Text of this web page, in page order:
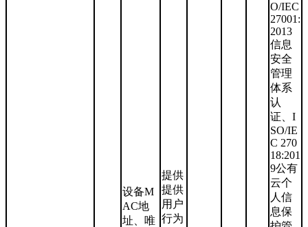
设备M
AC地
址、唯
提供
提供
用户
行为
O/IEC
27001:
2013
信息
安全
管理
体系
认
证、I
SO/IE
C 270
18:201
9公有
云个
人信
息保